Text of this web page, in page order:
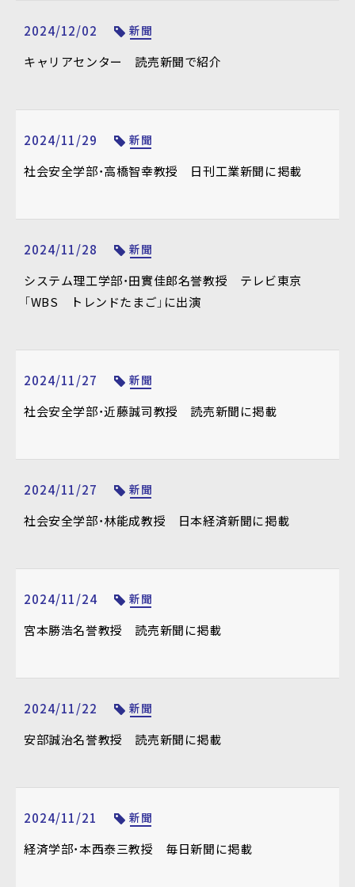
2024/12/02 新聞
キャリアセンター 読売新聞で紹介
2024/11/29 新聞
社会安全学部・高橋智幸教授 日刊工業新聞に掲載
2024/11/28 新聞
システム理工学部・田實佳郎名誉教授 テレビ東京
「WBS トレンドたまご」に出演
2024/11/27 新聞
社会安全学部・近藤誠司教授 読売新聞に掲載
2024/11/27 新聞
社会安全学部・林能成教授 日本経済新聞に掲載
2024/11/24 新聞
宮本勝浩名誉教授 読売新聞に掲載
2024/11/22 新聞
安部誠治名誉教授 読売新聞に掲載
2024/11/21 新聞
経済学部・本西泰三教授 毎日新聞に掲載